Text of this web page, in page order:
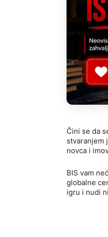
Čini se da
stvaranjem
novca i
BIS vam
globalne
igru ​​i nudi